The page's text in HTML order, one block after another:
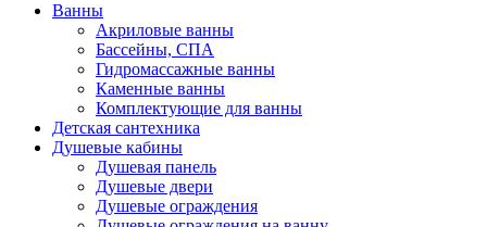
Ванны
Акриловые ванны
Бассейны, СПА
Гидромассажные ванны
Каменные ванны
Комплектующие для ванны
Детская сантехника
Душевые кабины
Душевая панель
Душевые двери
Душевые ограждения